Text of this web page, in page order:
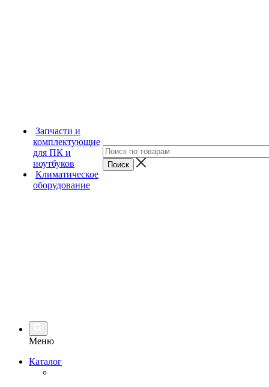
Запчасти и
комплектующие
для ПК и
ноутбуков
Климатическое
оборудование
Меню
Каталог